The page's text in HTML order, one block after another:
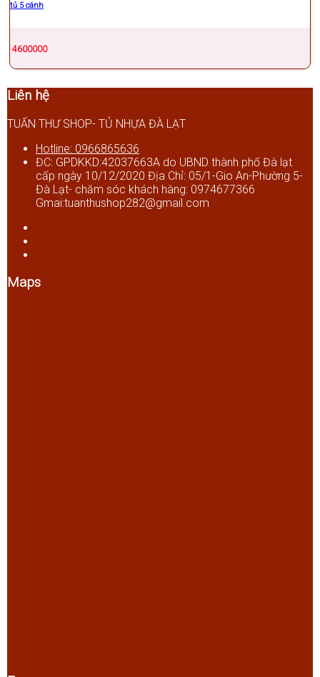
tủ 5 cánh
4600000
Liên hệ
TUẤN THƯ SHOP- TỦ NHỰA ĐÀ LẠT
Hotline: 0966865636
ĐC: GPDKKD:42037663A do UBND thành phố Đà lạt
cấp ngày 10/12/2020 Địa Chỉ: 05/1-Gio An-Phường 5-
Đà Lạt- chăm sóc khách hàng: 0974677366
Gmai:tuanthushop282@gmail.com
Maps